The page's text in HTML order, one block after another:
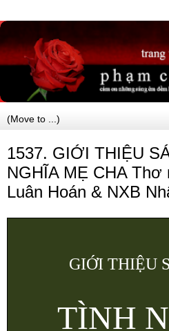
1537. GIỚI THIỆU
NGHĨA MẸ CHA Thơ
Luân Hoán & NXB
GIỚI THIỆU
TÌNH